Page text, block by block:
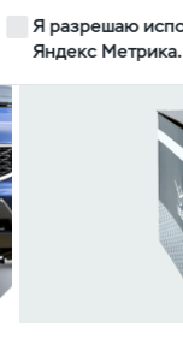
Запчасти
Я разрешаю
Яндекс Метрика.